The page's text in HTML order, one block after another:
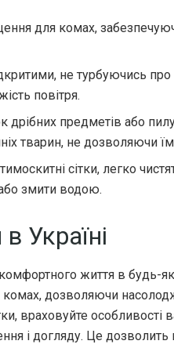
для комах,
не турбуючись
повітря.
предметів або
тварин, не дозволяючи їм
сітки, легко
змити водою.
Україні
життя в будь-
комах, дозволяючи
враховуйте
і догляду. Це